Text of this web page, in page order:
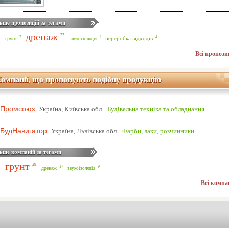
пропозицій за тегами
грунт 2 дренаж 23
звукоізоляція 1 переробка відходів 4
Всі
що пропонують подібну продукцію
Промсоюз Україна, Київська обл. Будівельна техніка та обладнання
БудНавигатор Україна, Львівська обл. Фарби, лаки, розчинники
компаній за тегами
грунт 29
дренаж 17 звукоізоляція 9
Всі